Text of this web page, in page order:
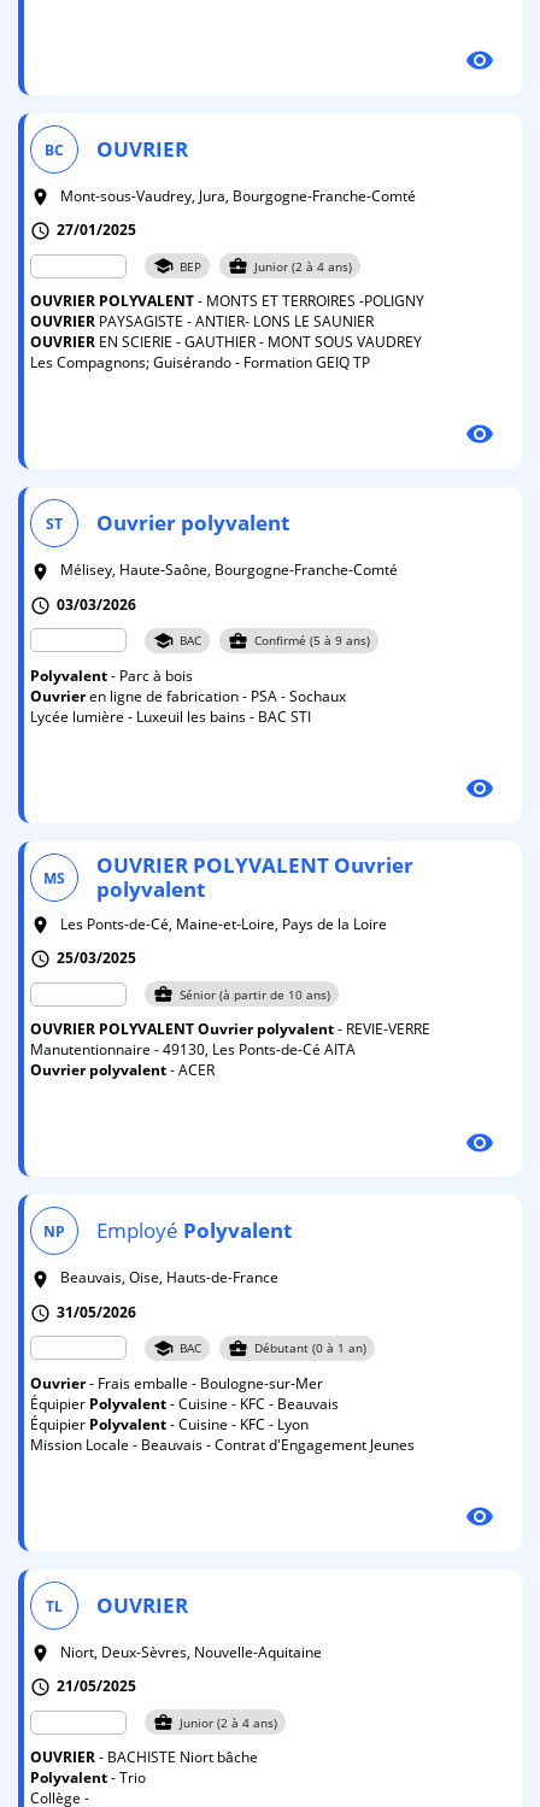
visibility
BC OUVRIER
room
Mont-sous-Vaudrey, Jura, Bourgogne-Franche-Comté
schedule 27/01/2025
school BEP business_center Junior (2 à 4 ans)
OUVRIER POLYVALENT- MONTS ET TERROIRES -POLIGNY
OUVRIER PAYSAGISTE - ANTIER- LONS LE SAUNIER
OUVRIER EN SCIERIE - GAUTHIER - MONT SOUS VAUDREY
Les Compagnons; Guisérando - Formation GEIQ TP
visibility
ST Ouvrier polyvalent
room
Mélisey, Haute-Saône, Bourgogne-Franche-Comté
schedule 03/03/2026
school BAC business_center Confirmé (5 à 9 ans)
Polyvalent- Parc à bois
Ouvrieren ligne de fabrication - PSA - Sochaux
Lycée lumière - Luxeuil les bains - BAC STI
visibility
MS OUVRIER POLYVALENT Ouvrier
polyvalent
room
Les Ponts-de-Cé, Maine-et-Loire, Pays de la Loire
schedule 25/03/2025
business_center Sénior (à partir de 10 ans)
OUVRIER POLYVALENTOuvrier polyvalent- REVIE-VERRE
Manutentionnaire - 49130, Les Ponts-de-Cé AITA
Ouvrier polyvalent- ACER
visibility
NP Employé Polyvalent
room
Beauvais, Oise, Hauts-de-France
schedule 31/05/2026
school BAC business_center Débutant (0 à 1 an)
Ouvrier- Frais emballe - Boulogne-sur-Mer
Équipier Polyvalent- Cuisine - KFC - Beauvais
Équipier Polyvalent- Cuisine - KFC - Lyon
Mission Locale - Beauvais - Contrat d'Engagement Jeunes
visibility
TL OUVRIER
room
Niort, Deux-Sèvres, Nouvelle-Aquitaine
schedule 21/05/2025
business_center Junior (2 à 4 ans)
OUVRIER- BACHISTE Niort bâche
Polyvalent- Trio
Collège -